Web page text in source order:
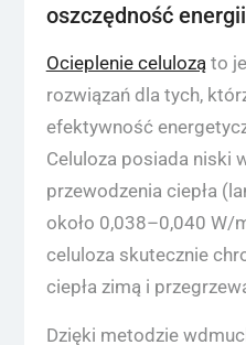
oszczędność energii
Ocieplenie celuloząto
rozwiązań dla tych,
efektywność
Celuloza posiada niski
przewodzenia ciepła
około 0,038–0,040 W/
celuloza skutecznie
ciepła zimą i
Dzięki metodzie